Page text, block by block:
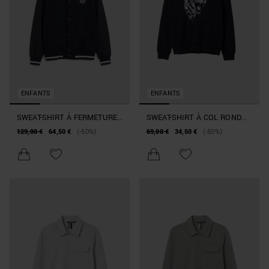
ENFANTS
SWEAT-SHIRT À FERMETURE
ÉCLAIR COUPE RÉGULIÈRE
129,00 € 64,50 € (-50%)
ENFANTS
SWEAT-SHIRT À COL ROND
COUPE RÉGULIÈRE AVEC
69,00 € 34,50 € (-50%)